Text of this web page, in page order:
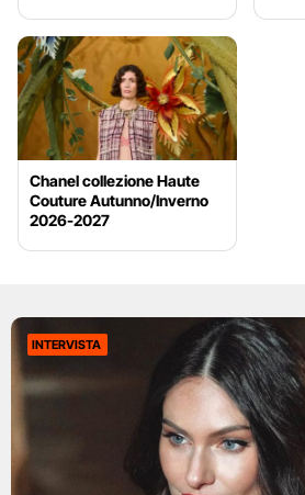
Chanel collezione Haute
Couture Autunno/Inverno
2026-2027
INTERVISTA